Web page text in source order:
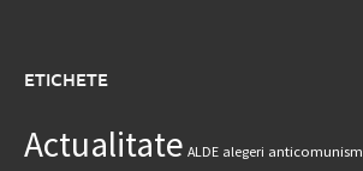
ETICHETE
Actualitate ALDE alegeri anticomunism